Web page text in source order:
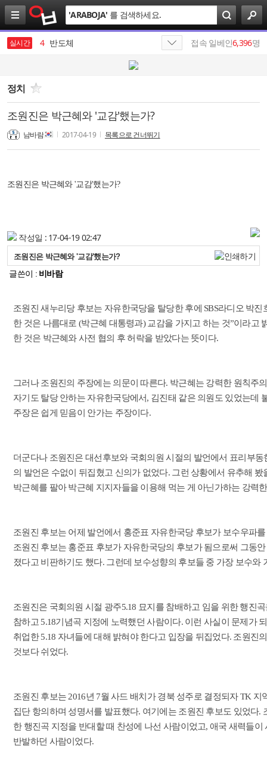
검
색
'ARABOJA' 를 검색하세요.
실시간
삼성전자
4 반도체
5 엔비디아
7
8
최태원
9 SKT
1 19
접속 일베인6,396명
정치
조원진은 박근혜와 '교감'했는가?
남바람 2017-04-19 목록으로 건너뛰기
조원진은 박근혜와 '교감'했는가?
작성일 : 17-04-19 02:47
조원진은 박근혜와 '교감'했는가?
글쓴이 : 비바람
조원진 새누리당 후보는 자유한국당을 탈당한 후에 SBS라디오 박
한 것은 나름대로 (박근혜 대통령과) 교감을 가지고 하는 것”이라고
한 것은 박근혜와 사전 협의 후 허락을 받았다는 뜻이다.
그러나 조원진의 주장에는 의문이 따른다. 박근혜는 강력한 원칙주
자기도 탈당 안하는 자유한국당에서, 김진태 같은 의원도 있었는데
주장은 쉽게 믿음이 안가는 주장이다.
더군다나 조원진은 대선후보와 국회의원 시절의 발언에서 표리부
의 발언은 수없이 뒤집혔고 신의가 없었다. 그런 상황에서 유추해
박근혜를 팔아 박근혜 지지자들을 이용해 먹는 게 아닌가하는 강력
조원진 후보는 어제 발언에서 홍준표 자유한국당 후보가 보수우파
조원진 후보는 홍준표 후보가 자유한국당의 후보가 됨으로써 그동
졌다고 비판하기도 했다. 그런데 보수성향의 후보들 중 가장 보수와
조원진은 국회의원 시절 광주5.18 묘지를 참배하고 임을 위한 행진
참하고 5.18기념곡 지정에 노력했던 사람이다. 이런 사실이 문제가
취업한 5.18 자녀들에 대해 밝혀야 한다고 입장을 뒤집었다. 조원진
것보다 쉬었다.
조원진 후보는 2016년 7월 사드 배치가 경북 성주로 결정되자 TK
집단 항의하며 성명서를 발표했다. 여기에는 조원진 후보도 있었다.
한 행진곡 지정을 반대할 때 찬성에 나선 사람이었고, 애국 새력들
반발하던 사람이었다.